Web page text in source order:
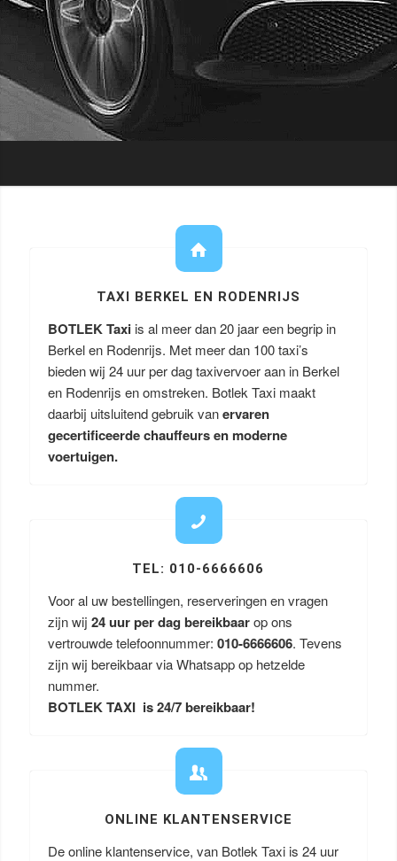
TAXI BERKEL EN RODENRIJS
BOTLEK Taxi is al meer dan 20 jaar een begrip in
Berkel en Rodenrijs. Met meer dan 100 taxi’s
bieden wij 24 uur per dag taxivervoer aan in Berkel
en Rodenrijs en omstreken. Botlek Taxi maakt
daarbij uitsluitend gebruik vanervaren
gecertificeerde chauffeurs en moderne
voertuigen.
TEL: 010-6666606
Voor al uw bestellingen, reserveringen en vragen
zijn wij 24 uur per dag bereikbaarop ons
vertrouwde telefoonnummer: 010-6666606. Tevens
zijn wij bereikbaar via Whatsapp op hetzelde
nummer.
BOTLEK TAXI is 24/7 bereikbaar!
ONLINE KLANTENSERVICE
De online klantenservice, van Botlek Taxi is 24 uur